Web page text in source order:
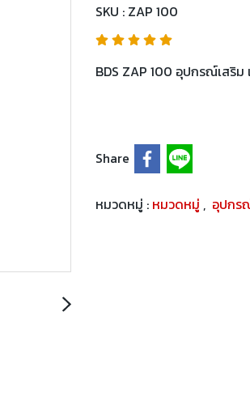
SKU : ZAP 100
BDS ZAP 100 อุปกรณ์เสริ
Share
หมวดหมู่ : หมวดหมู่ , อุปกร